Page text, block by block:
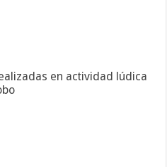
en actividad lúdica